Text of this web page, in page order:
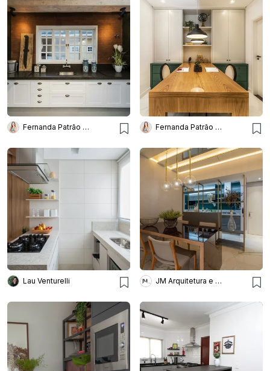
Fernanda Patrão Interiores Fernanda Patrão Interiores
Lau Venturelli JM Arquitetura e Interiores